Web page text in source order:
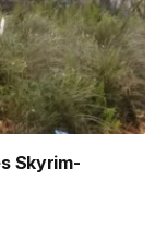
Skyrim-